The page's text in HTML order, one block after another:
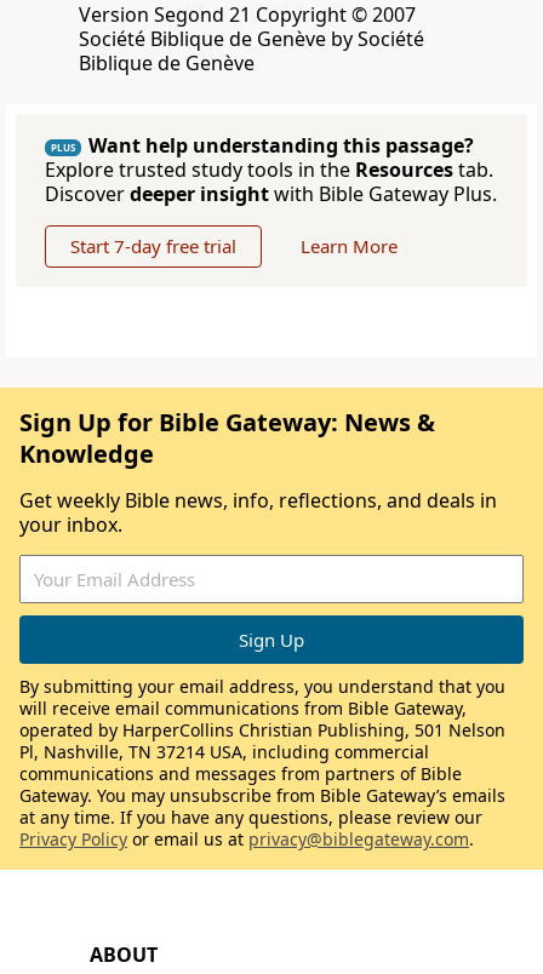
Version Segond 21 Copyright © 2007
Société Biblique de Genève by Société
Biblique de Genève
PLUS
Want help understanding this passage?
Explore trusted study tools in the Resourcestab.
Discoverdeeper insightwith Bible Gateway Plus.
Start 7-day free trial Learn More
ABOUT
Sign Up for Bible Gateway: News &
Knowledge
Get weekly Bible news, info, reflections, and deals in
your inbox.
By submitting your email address, you understand that you
will receive email communications from Bible Gateway,
operated by HarperCollins Christian Publishing, 501 Nelson
Pl, Nashville, TN 37214 USA, including commercial
communications and messages from partners of Bible
Gateway. You may unsubscribe from Bible Gateway’s emails
at any time. If you have any questions, please review our
Privacy Policy or email us at privacy@biblegateway.com.